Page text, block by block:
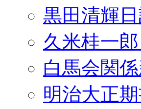
黒田清輝
久米桂一
白馬会関
明治大正